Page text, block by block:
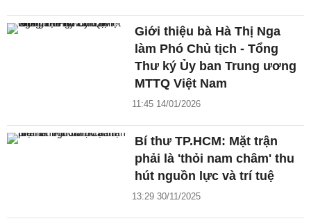
Giới thiệu bà Hà Thị Nga
làm Phó Chủ tịch - Tổng
Thư ký Ủy ban Trung ương
MTTQ Việt Nam
11:45 14/01/2026
Bí thư TP.HCM: Mặt trận
phải là 'thỏi nam châm' thu
hút nguồn lực và trí tuệ
13:29 30/11/2025